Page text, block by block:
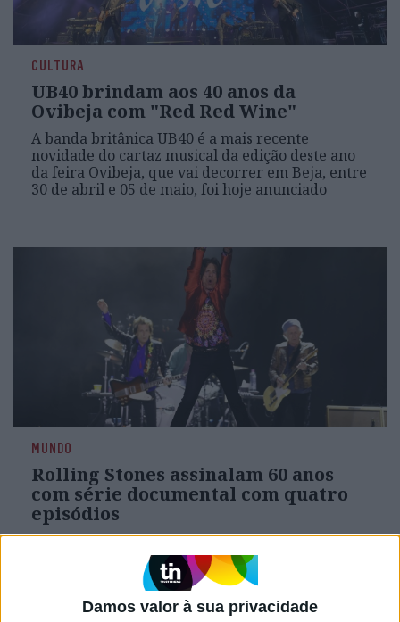
Damos valor à sua privacidade
CULTURA
UB40 brindam aos 40 anos da
Ovibeja com "Red Red Wine"
A banda britânica UB40 é a mais recente
novidade do cartaz musical da edição deste ano
da feira Ovibeja, que vai decorrer em Beja, entre
30 de abril e 05 de maio, foi hoje anunciado
MUNDO
Rolling Stones assinalam 60 anos
com série documental com quatro
episódios
Os Rolling Stones assinalam o 60.º aniversário da
banda com uma série documental, divida em
quatro partes e exibida no canal EPIX, que se
foca nos membros mais icónicos do grupo
britânico